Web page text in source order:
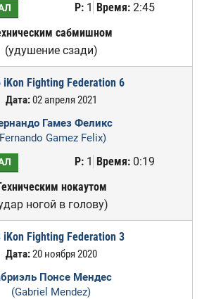
Р:1 Время:2:45
сабмишном
(удушение сзади)
iKon Fighting Federation 6
Дата:02 апреля 2021
Гамез Феликс
Gamez Felix)
Р:1 Время:0:19
нокаутом
ногой в голову)
iKon Fighting Federation 3
Дата:20 ноября 2020
Понсе Мендес
(Gabriel Mendez)